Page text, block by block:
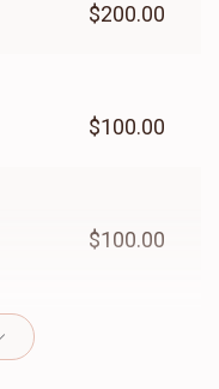
$200.00
$100.00
$100.00